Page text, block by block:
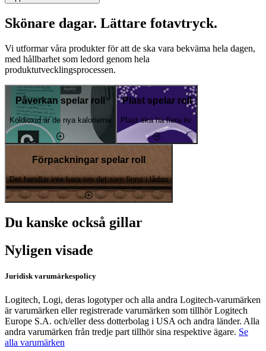
Skönare dagar. Lättare fotavtryck.
Vi utformar våra produkter för att de ska vara bekväma hela dagen,
med hållbarhet som ledord genom hela
produktutvecklingsprocessen.
Påverkan spelar roll
Koldioxid är de nya kalorierna
Plast spelar roll
Plast ska ha flera liv.
Förpackningar spelar roll
Det handlar inte bara om det som finns i lådan
Du kanske också gillar
Nyligen visade
Juridisk varumärkespolicy
Logitech, Logi, deras logotyper och alla andra Logitech-varumärken
är varumärken eller registrerade varumärken som tillhör Logitech
Europe S.A. och/eller dess dotterbolag i USA och andra länder. Alla
andra varumärken från tredje part tillhör sina respektive ägare. Se
alla varumärken